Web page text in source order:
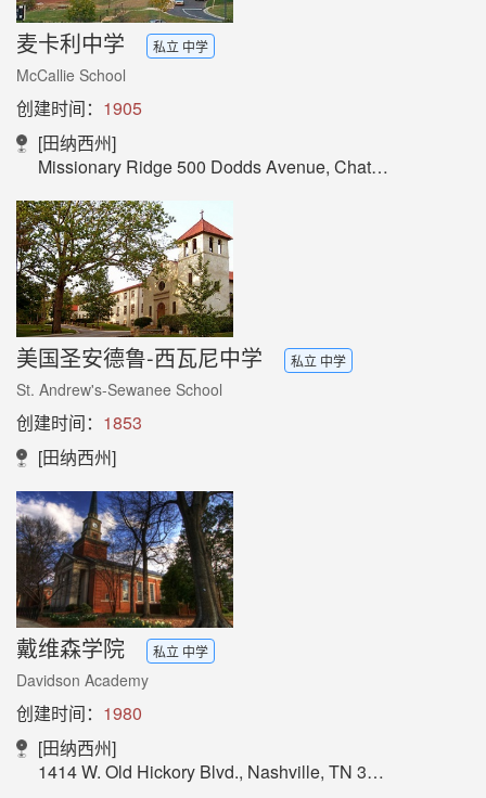
麦卡利中学 私立 中学
McCallie School
创建时间： 1905
[田纳西州]
Missionary Ridge 500 Dodds Avenue, Chattanooga, TN
美国圣安德鲁-西瓦尼中学 私立 中学
St. Andrew's-Sewanee School
创建时间： 1853
[田纳西州]
戴维森学院 私立 中学
Davidson Academy
创建时间： 1980
[田纳西州]
1414 W. Old Hickory Blvd., Nashville, TN 37207